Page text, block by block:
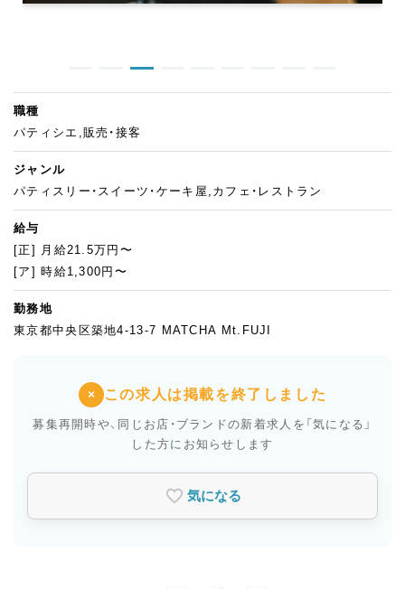
職種
パティシエ,販売・接客
ジャンル
パティスリー・スイーツ・ケーキ屋,カフェ・レストラン
給与
[正] 月給21.5万円〜
[ア] 時給1,300円〜
勤務地
東京都中央区築地4-13-7 MATCHA Mt.FUJI
× この求人は掲載を終了しました
募集再開時や、同じお店・ブランドの新着求人を 「気になる」
した方にお知らせします
気になる